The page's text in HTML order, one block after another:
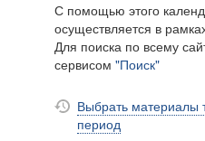
С помощью этого
осуществляется в
Для поиска по всему
сервисом "Поиск"
Выбрать материалы
период